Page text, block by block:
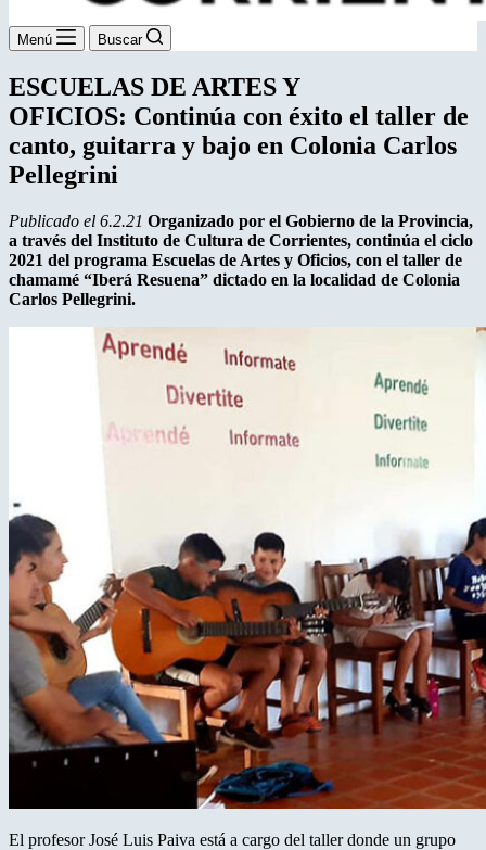
Menú Buscar
ESCUELAS DE ARTES Y
OFICIOS: Continúa con éxito el taller de
canto, guitarra y bajo en Colonia Carlos
Pellegrini
Publicado el 6.2.21 Organizado por el Gobierno de la Provincia,
a través del Instituto de Cultura de Corrientes, continúa el ciclo
2021 del programa Escuelas de Artes y Oficios, con el taller de
chamamé “Iberá Resuena” dictado en la localidad de Colonia
Carlos Pellegrini.
El profesor José Luis Paiva está a cargo del taller donde un grupo